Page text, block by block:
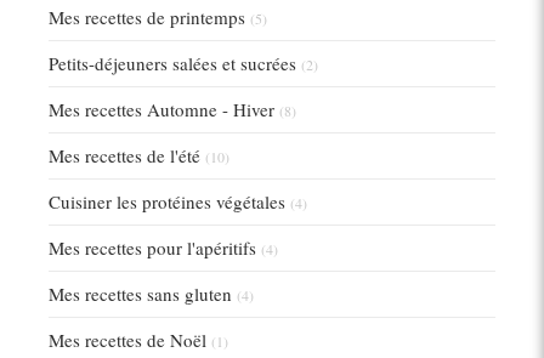
Mes recettes de printemps (5)
Petits-déjeuners salées et sucrées (2)
Mes recettes Automne - Hiver (8)
Mes recettes de l'été (10)
Cuisiner les protéines végétales (4)
Mes recettes pour l'apéritifs (4)
Mes recettes sans gluten (4)
Mes recettes de Noël (1)